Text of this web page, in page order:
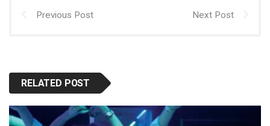
Previous Post Next Post
RELATED POST